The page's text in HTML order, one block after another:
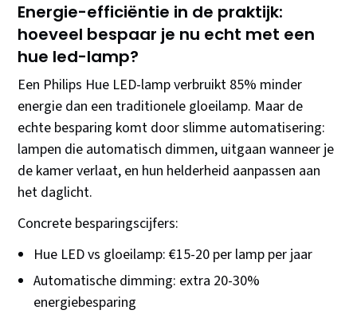
Energie-efficiëntie in de praktijk:
hoeveel bespaar je nu echt met een
hue led-lamp?
Een Philips Hue LED-lamp verbruikt 85% minder
energie dan een traditionele gloeilamp. Maar de
echte besparing komt door slimme automatisering:
lampen die automatisch dimmen, uitgaan wanneer je
de kamer verlaat, en hun helderheid aanpassen aan
het daglicht.
Concrete besparingscijfers:
Hue LED vs gloeilamp: €15-20 per lamp per jaar
Automatische dimming: extra 20-30%
energiebesparing